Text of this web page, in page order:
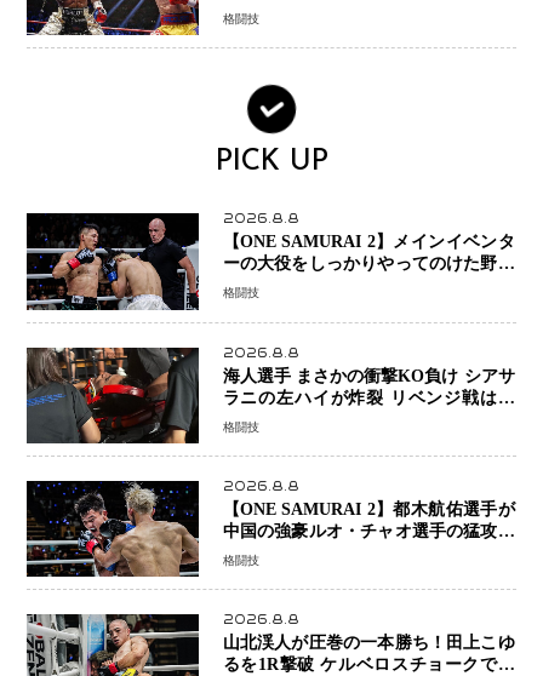
ョンか混迷続く
格闘技
PICK UP
2026.8.8
【ONE SAMURAI 2】メインイベンタ
ーの大役をしっかりやってのけた野杁
正明が衝撃のリベンジ！ リウ・メン
ーで完全決着
格闘技
2026.8.8
海人選手 まさかの衝撃KO負け シアサ
ラニの左ハイが炸裂 リベンジ戦は一
瞬で決着
格闘技
2026.8.8
【ONE SAMURAI 2】都木航佑選手が
中国の強豪ルオ・チャオ選手の猛攻を
受けながらも的確な攻撃で応戦 最後
格闘技
2026.8.8
山北渓人が圧巻の一本勝ち！田上こゆ
るを1R撃破 ケルベロスチョークで存